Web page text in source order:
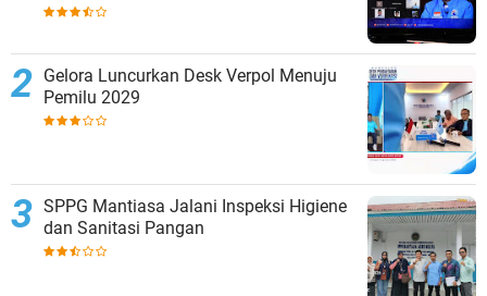
Gelora Luncurkan Desk Verpol Menuju
Pemilu 2029
SPPG Mantiasa Jalani Inspeksi Higiene
dan Sanitasi Pangan